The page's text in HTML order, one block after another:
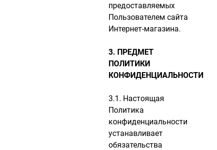
предоставляемых
Пользователем сайта
Интернет-магазина.
3. ПРЕДМЕТ
ПОЛИТИКИ
КОНФИДЕНЦИАЛЬНОСТИ
3.1. Настоящая
Политика
конфиденциальности
устанавливает
обязательства